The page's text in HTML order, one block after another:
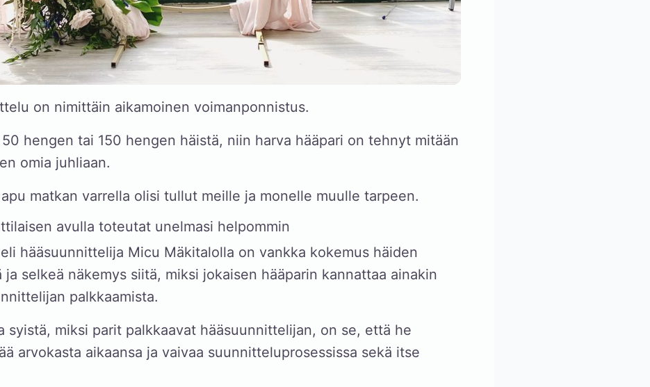
on nimittäin aikamoinen voimanponnistus.
hengen tai 150 hengen häistä, niin harva hääpari on tehnyt mitään
omia juhliaan.
matkan varrella olisi tullut meille ja monelle muulle tarpeen.
avulla toteutat unelmasi helpommin
hääsuunnittelija Micu Mäkitalolla on vankka kokemus häiden
ja selkeä näkemys siitä, miksi jokaisen hääparin kannattaa ainakin
palkkaamista.
syistä, miksi parit palkkaavat hääsuunnittelijan, on se, että he
arvokasta aikaansa ja vaivaa suunnitteluprosessissa sekä itse